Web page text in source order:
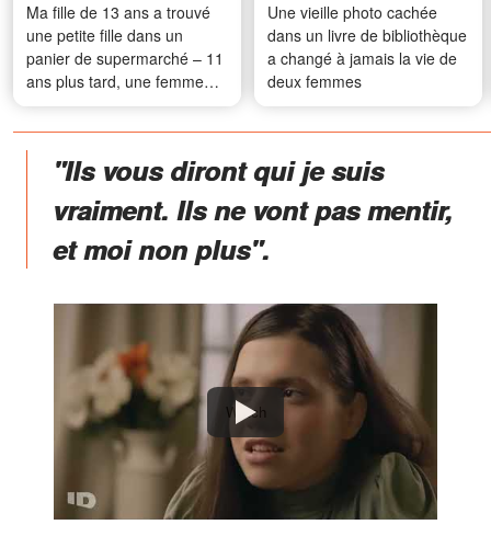
Ma fille de 13 ans a trouvé
une petite fille dans un
panier de supermarché – 11
ans plus tard, une femme
s'est présentée en affirmant
être sa mère, et je suis
devenue pâle quand j'ai vu
de qui il s'agissait
Une vieille photo cachée
dans un livre de bibliothèque
a changé à jamais la vie de
deux femmes
"Ils vous diront qui je suis
vraiment. Ils ne vont pas mentir,
et moi non plus".
Watch